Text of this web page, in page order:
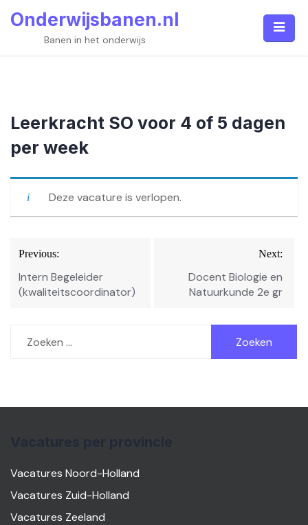
Onderwijsbanen.nl
Banen in het onderwijs
Leerkracht SO voor 4 of 5 dagen
per week
Deze vacature is verlopen.
Bericht
navigatie
Previous:
Intern Begeleider
(kwaliteitscoordinator)
Next:
Docent Biologie en
Natuurkunde 2e gr
naar:
Vacatures Noord-Holland
Vacatures Zuid-Holland
Vacatures Zeeland